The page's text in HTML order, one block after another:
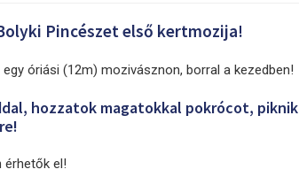
Pincészet első kertmozija!
óriási (12m) mozivásznon, borral a kezedben!
hozzatok magatokkal pokrócot, piknik
el!